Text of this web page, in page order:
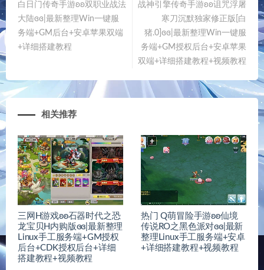
白日门传奇手游ʚʚ双职业战法
大陆ɞɞ|最新整理Win一键服
务端+GM后台+安卓苹果双端
+详细搭建教程
战神引擎传奇手游ʚʚ诅咒浮屠
寒刀沉默独家修正版[白
猪.0]ɞɞ|最新整理Win一键服
务端+GM授权后台+安卓苹果
双端+详细搭建教程+视频教程
相关推荐
三网H游戏ʚʚ石器时代之恐
龙宝贝H内购版ɞɞ|最新整理
Linux手工服务端+GM授权
后台+CDK授权后台+详细
搭建教程+视频教程
热门 Q萌冒险手游ʚʚ仙境
传说RO之黑色派对ɞɞ|最新
整理Linux手工服务端+安卓
+详细搭建教程+视频教程